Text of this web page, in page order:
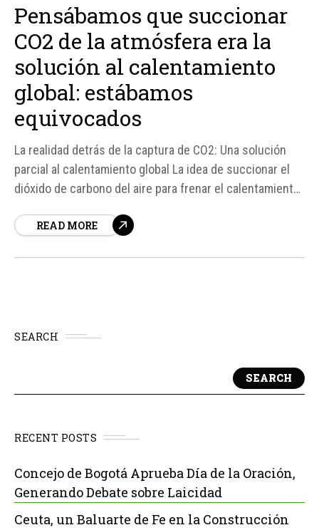
Pensábamos que succionar
CO2 de la atmósfera era la
solución al calentamiento
global: estábamos
equivocados
La realidad detrás de la captura de CO2: Una solución
parcial al calentamiento global La idea de succionar el
dióxido de carbono del aire para frenar el calentamiento
conveniente. Sin embargo, los últimos datos revelan que
READ MORE
SEARCH
SEARCH
RECENT POSTS
Concejo de Bogotá Aprueba Día de la Oración,
Generando Debate sobre Laicidad
Ceuta, un Baluarte de Fe en la Construcción